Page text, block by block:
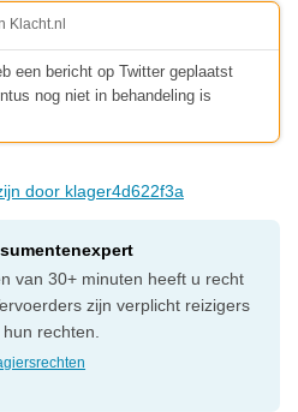
Klacht.nl
een bericht op Twitter geplaatst
nog niet in behandeling is
door klager4d622f3a
van 30+ minuten heeft u recht
zijn verplicht reizigers
rechten.